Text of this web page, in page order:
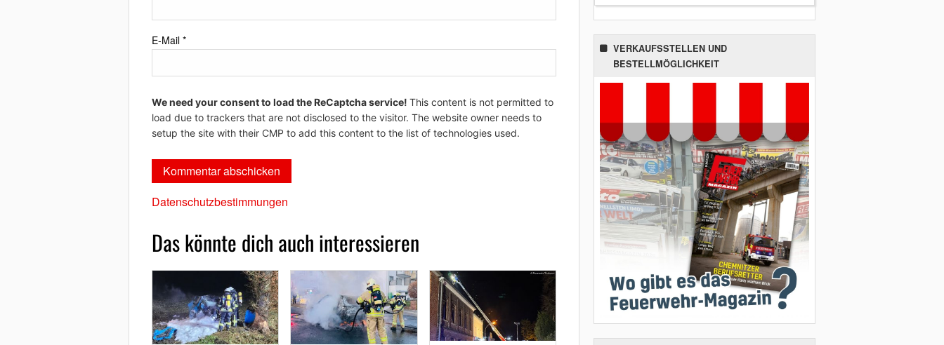
E-Mail *
We need your consent to load the ReCaptcha service! This content is not permitted to
load due to trackers that are not disclosed to the visitor. The website owner needs to
setup the site with their CMP to add this content to the list of technologies used.
Datenschutzbestimmungen
Das könnte dich auch interessieren
VERKAUFSSTELLEN UND
BESTELLMÖGLICHKEIT